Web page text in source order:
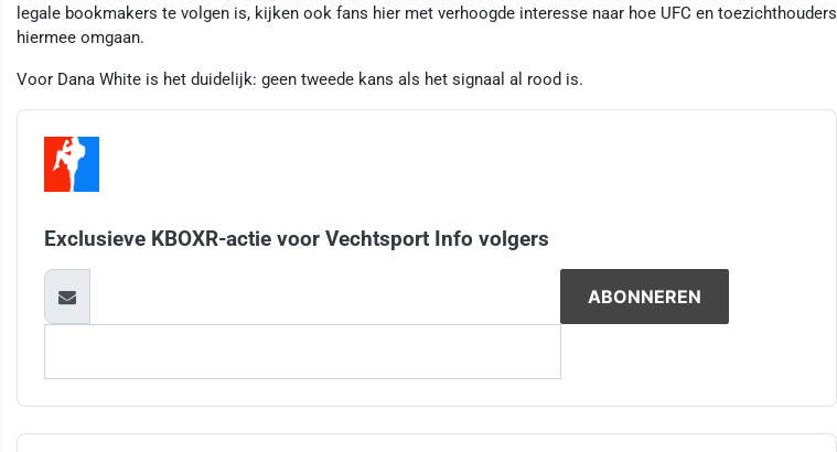
legale bookmakers te volgen is, kijken ook fans hier met verhoogde interesse naar hoe UFC en toezichthouders
hiermee omgaan.
Voor Dana White is het duidelijk: geen tweede kans als het signaal al rood is.
Exclusieve KBOXR-actie voor Vechtsport Info volgers